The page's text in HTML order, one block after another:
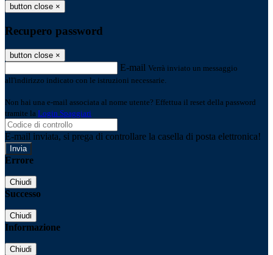
button close ×
Recupero password
button close ×
E-mail Verrà inviato un messaggio
all'indirizzo indicato con le istruzioni necessarie.
Non hai una e-mail associata al nome utente? Effettua il reset della password
tramite la Login Spaggiari
E-mail inviata, si prega di controllare la casella di posta elettronica!
Errore
Chiudi
Successo
Chiudi
Informazione
Chiudi